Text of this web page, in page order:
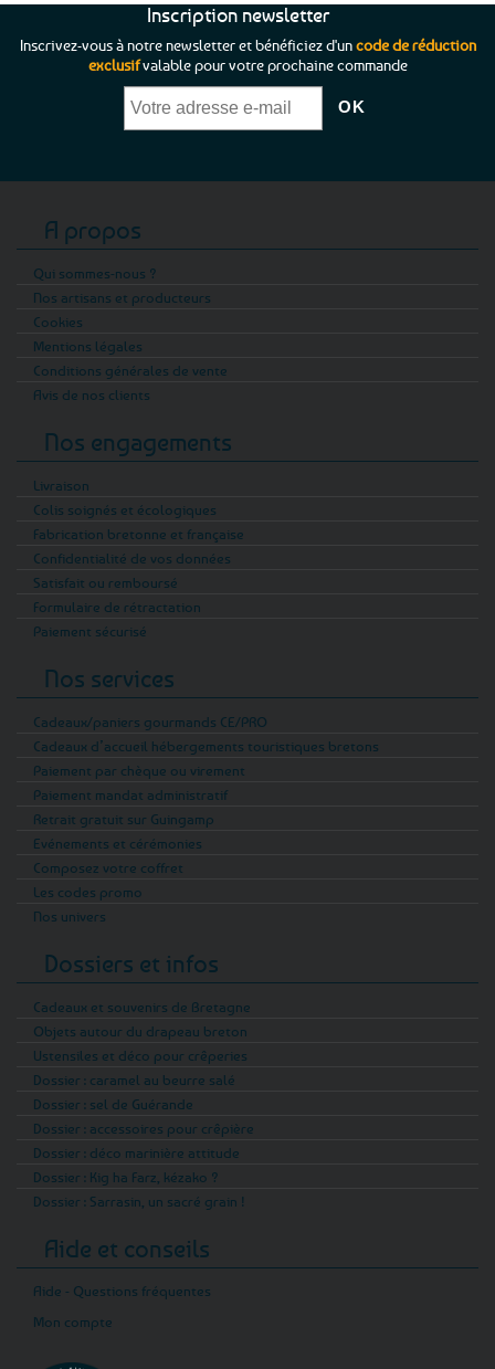
Inscription newsletter
Inscrivez-vous à notre newsletter et bénéficiez d'uncode de réduction
exclusifvalable pour votre prochaine commande
A propos
Qui sommes-nous ?
Nos artisans et producteurs
Cookies
Mentions légales
Conditions générales de vente
Avis de nos clients
Nos engagements
Livraison
Colis soignés et écologiques
Fabrication bretonne et française
Confidentialité de vos données
Satisfait ou remboursé
Formulaire de rétractation
Paiement sécurisé
Nos services
Cadeaux/paniers gourmands CE/PRO
Cadeaux d’accueil hébergements touristiques bretons
Paiement par chèque ou virement
Paiement mandat administratif
Retrait gratuit sur Guingamp
Evénements et cérémonies
Composez votre coffret
Les codes promo
Nos univers
Dossiers et infos
Cadeaux et souvenirs de Bretagne
Objets autour du drapeau breton
Ustensiles et déco pour crêperies
Dossier : caramel au beurre salé
Dossier : sel de Guérande
Dossier : accessoires pour crêpière
Dossier : déco marinière attitude
Dossier : Kig ha Farz, kézako ?
Dossier : Sarrasin, un sacré grain !
Aide et conseils
Aide - Questions fréquentes
Mon compte